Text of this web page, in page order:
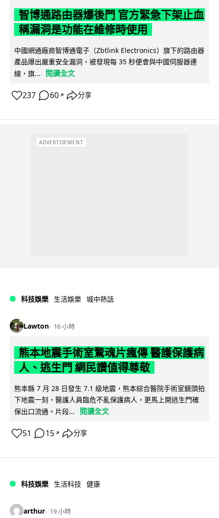
智博通路由器爆後門 官方緊急下架止血
稱漏洞是功能在維修時使用
中國網通廠商智博通電子（Zbtlink Electronics）旗下的路由器
產品爆出嚴重安全漏洞，被發現每 35 秒便會與中國伺服器連
線，旗...
閱讀全文
237 60 ↗ 分享
ADVERTISEMENT
科技娛樂 生活娛樂 城中熱話
Lawton 16 小時
熊本地震手術室驚魂片瘋傳 醫護保護病
人、逃生門 網民讚值得尊敬
熊本縣 7 月 28 日發生 7.1 級地震，熊本綜合醫院手術室鏡頭拍
下地震一刻，醫護人員臨危不亂保護病人，更馬上開逃生門確
保出口流通。片段...
閱讀全文
51 15 ↗ 分享
科技娛樂 生活科技 健康
arthur 19 小時